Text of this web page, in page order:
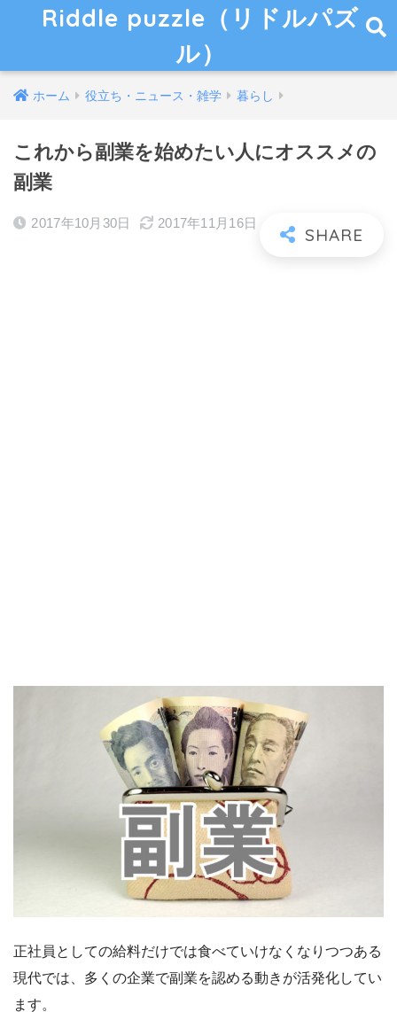
Riddle puzzle（リドルパズ
ル）
ホーム 役立ち・ニュース・雑学 暮らし
これから副業を始めたい人にオススメの
副業
2017年10月30日 2017年11月16日
正社員としての給料だけでは食べていけなくなりつつある
現代では、多くの企業で副業を認める動きが活発化してい
ます。